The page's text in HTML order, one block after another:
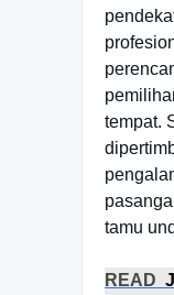
tempat.
tamu
READ